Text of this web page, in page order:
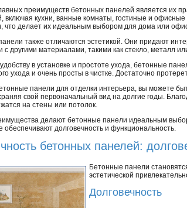
преимуществ бетонных панелей является их
включая кухни, ванные комнаты, гостиные и
что делает их идеальным выбором для дома или
также отличаются эстетикой. Они придают
с другими материалами, такими как стекло, металл
в установке и простоте ухода, бетонные
ухода и очень просты в чистке. Достаточно
панели для отделки интерьера, вы можете
свой первоначальный вид на долгие годы.
на стены или потолок.
делают бетонные панели идеальным
обеспечивают долговечность и функциональность.
бетонных панелей:
Бетонные панели
эстетической
Долговечность